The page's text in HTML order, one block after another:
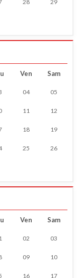
28 29
Ven Sam
04 05
11 12
18 19
25 26
Ven Sam
02 03
09 10
16 17